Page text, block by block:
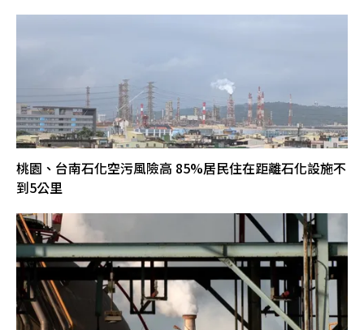
桃園、台南石化空污風險高 85%居民住在距離石化設施不
到5公里